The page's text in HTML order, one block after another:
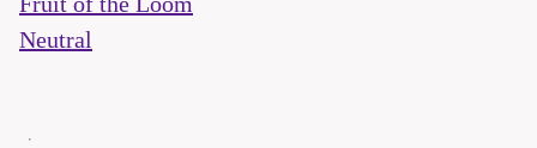
Neutral